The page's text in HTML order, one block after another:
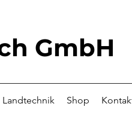
GmbH
Landtechnik Shop